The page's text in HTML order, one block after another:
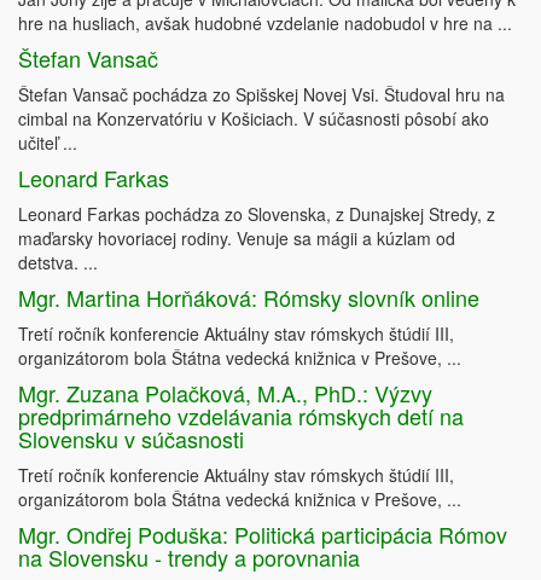
hre na husliach, avšak hudobné vzdelanie nadobudol v hre na ...
Štefan Vansač
Štefan Vansač pochádza zo Spišskej Novej Vsi. Študoval hru na
cimbal na Konzervatóriu v Košiciach. V súčasnosti pôsobí ako
učiteľ ...
Leonard Farkas
Leonard Farkas pochádza zo Slovenska, z Dunajskej Stredy, z
maďarsky hovoriacej rodiny. Venuje sa mágii a kúzlam od
detstva. ...
Mgr. Martina Horňáková: Rómsky slovník online
Tretí ročník konferencie Aktuálny stav rómskych štúdií III,
organizátorom bola Štátna vedecká knižnica v Prešove, ...
Mgr. Zuzana Polačková, M.A., PhD.: Výzvy
predprimárneho vzdelávania rómskych detí na
Slovensku v súčasnosti
Tretí ročník konferencie Aktuálny stav rómskych štúdií III,
organizátorom bola Štátna vedecká knižnica v Prešove, ...
Mgr. Ondřej Poduška: Politická participácia Rómov
na Slovensku - trendy a porovnania